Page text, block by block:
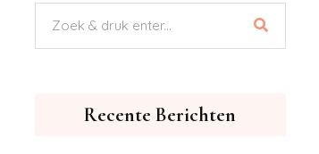
Recente Berichten